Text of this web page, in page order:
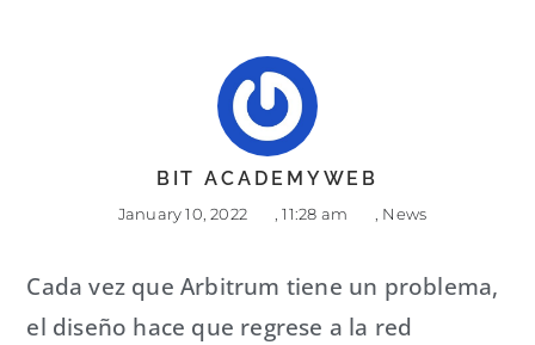
BIT ACADEMYWEB
January 10, 2022 11:28 am News
Cada vez que Arbitrum tiene un problema,
el diseño hace que regrese a la red